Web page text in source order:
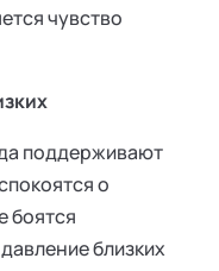
чувство
поддерживают
о
боятся
близких